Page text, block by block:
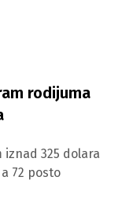
rodijuma
325 dolara
72 posto